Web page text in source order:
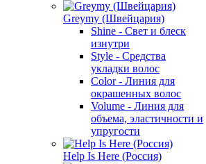
Greymy (Швейцария)
Shine - Свет и блеск
изнутри
Style - Средства
укладки волос
Color - Линия для
окрашенных волос
Volume - Линия для
объема, эластичности и
упругости
Help Is Here (Россия)